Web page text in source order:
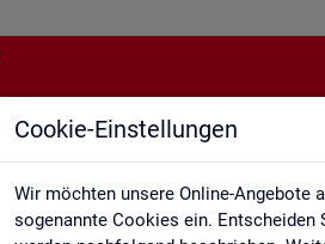
Cookie-Einstellungen
Wir möchten unsere Online-Angebote
sogenannte Cookies ein.
bei der